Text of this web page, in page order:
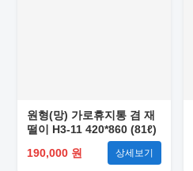
원형(망) 가로휴지통 겸 재
떨이 H3-11 420*860 (81ℓ)
190,000 원
상세보기